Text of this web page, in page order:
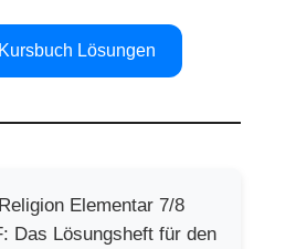
Lösungen
Elementar 7/8
Das Lösungsheft für den